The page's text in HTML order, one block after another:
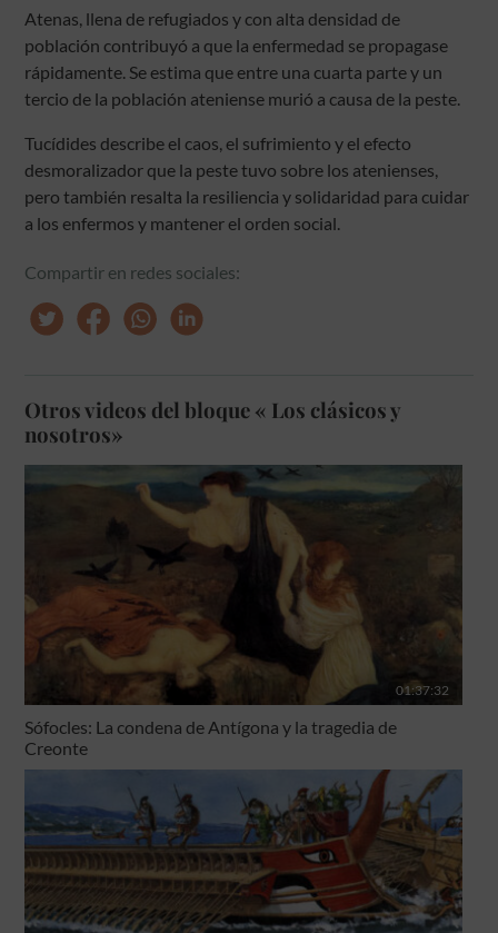
Atenas, llena de refugiados y con alta densidad de
población contribuyó a que la enfermedad se propagase
rápidamente. Se estima que entre una cuarta parte y un
tercio de la población ateniense murió a causa de la peste.
Tucídides describe el caos, el sufrimiento y el efecto
desmoralizador que la peste tuvo sobre los atenienses,
pero también resalta la resiliencia y solidaridad para cuidar
a los enfermos y mantener el orden social.
Compartir en redes sociales:
Otros videos del bloque « Los clásicos y
nosotros»
01:37:32
Sófocles: La condena de Antígona y la tragedia de
Creonte